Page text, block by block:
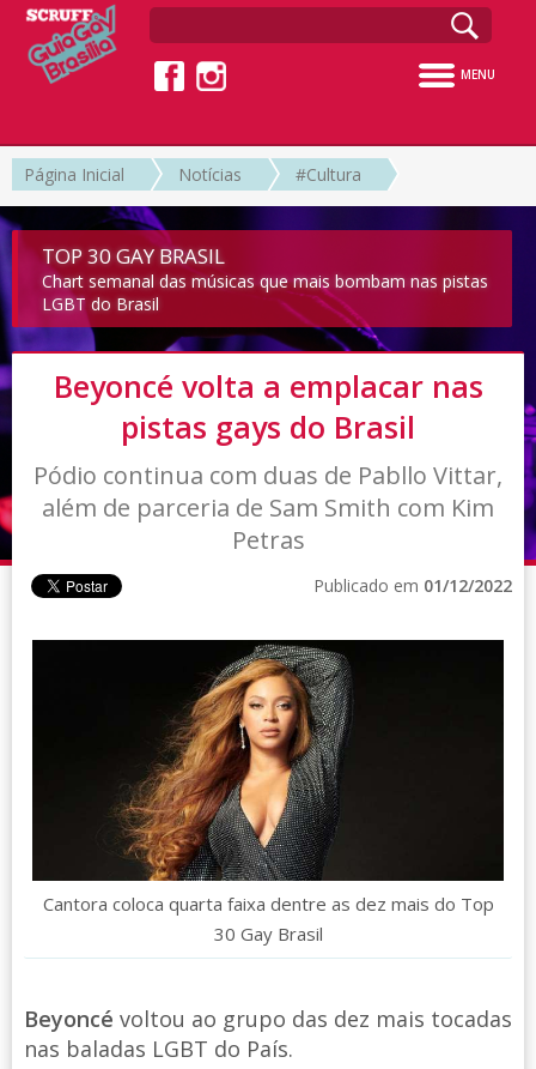
MENU
Página Inicial Notícias #Cultura
TOP 30 GAY BRASIL
Chart semanal das músicas que mais bombam nas pistas
LGBT do Brasil
Beyoncé volta a emplacar nas
pistas gays do Brasil
Pódio continua com duas de Pabllo Vittar,
além de parceria de Sam Smith com Kim
Petras
Publicado em 01/12/2022
Cantora coloca quarta faixa dentre as dez mais do Top
30 Gay Brasil
Beyoncé voltou ao grupo das dez mais tocadas
nas baladas LGBT do País.